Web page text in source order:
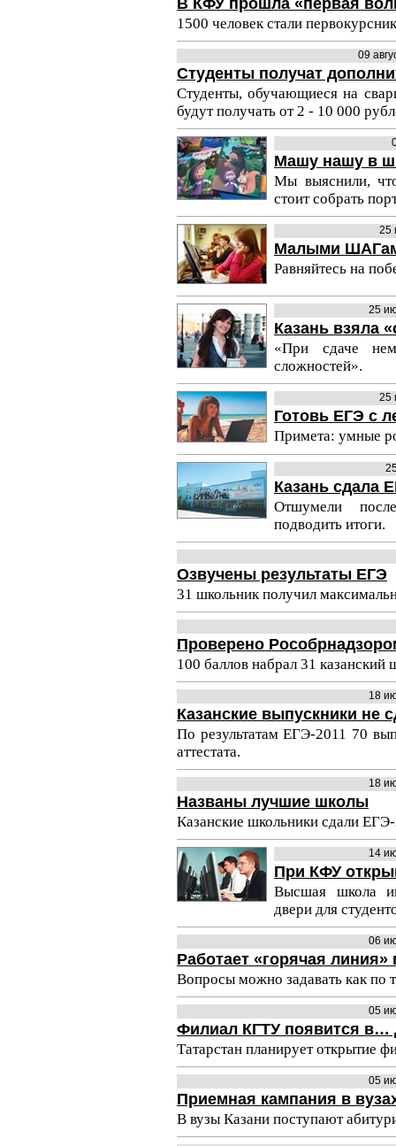
В КФУ прошла «первая
1500 человек стали
09
Студенты получат
Студенты, обучающиеся на
будут получать от 2 - 10 000
Машу нашу в
Мы выяснили,
стоит собрать
25
Малыми
Равняйтесь на
25
Казань взяла
«При сдаче
сложностей».
25
Готовь ЕГЭ с
Примета: умные
Казань сдала
Отшумели
подводить итоги.
Озвучены результаты ЕГЭ
31 школьник получил
Проверено
100 баллов набрал 31 казанский
18
Казанские выпускники не
По результатам ЕГЭ-2011 70
аттестата.
18
Названы лучшие школы
Казанские школьники сдали
14
При КФУ
Высшая школа
двери для
06
Работает «горячая
Вопросы можно задавать как по
05
Филиал КГТУ появится в…
Татарстан планирует открытие
05
Приемная кампания в
В вузы Казани поступают